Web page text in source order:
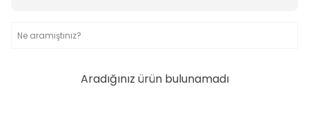
Aradığınız ürün bulunamadı